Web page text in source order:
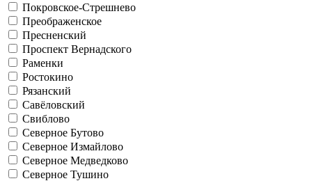
Покровское-Стрешнево
Преображенское
Пресненский
Проспект Вернадского
Раменки
Ростокино
Рязанский
Савёловский
Свиблово
Северное Бутово
Северное Измайлово
Северное Медведково
Северное Тушино